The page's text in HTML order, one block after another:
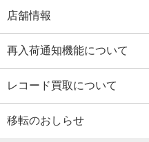
店舗情報
再入荷通知機能について
レコード買取について
移転のおしらせ